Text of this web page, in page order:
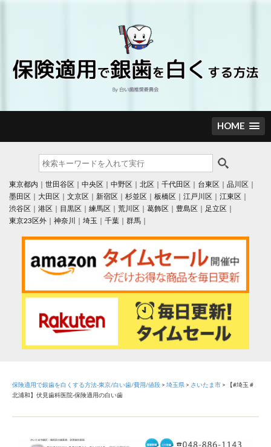
content
HOME
東京都内 世田谷区 中央区 中野区 北区 千代田区 台東区
品川区
墨田区
大田区 文京区 新宿区 杉並区 板橋区 江戸川区
江東区
渋谷区
港区 目黒区 練馬区 荒川区 葛飾区 豊島区
足立区
東京23区外
神奈川 埼玉 千葉 群馬
保険適用で銀歯を白くする方法-東京/白い歯/費用/値段 > 埼玉県 > さいたま市 >
【#埼玉 #
北浦和】伏見歯科医院-保険適用の白い歯